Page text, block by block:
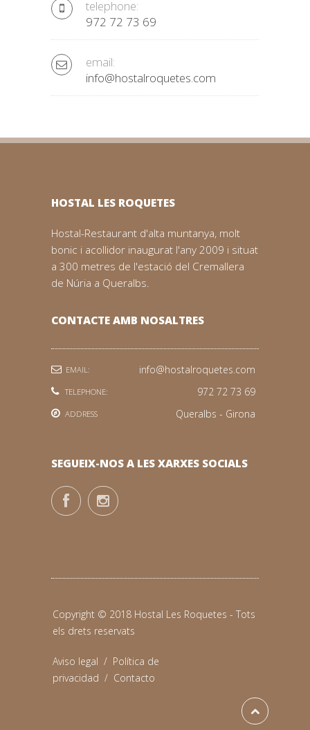
telephone:
972 72 73 69
email:
info@hostalroquetes.com
HOSTAL LES ROQUETES
Hostal-Restaurant d'alta muntanya, molt
bonic i acollidor inaugurat l'any 2009 i situat
a 300 metres de l'estació del Cremallera
de Núria a Queralbs.
CONTACTE AMB NOSALTRES
EMAIL: info@hostalroquetes.com
TELEPHONE: 972 72 73 69
ADDRESS Queralbs - Girona
SEGUEIX-NOS A LES XARXES SOCIALS
Copyright © 2018 Hostal Les Roquetes - Tots
els drets reservats
Aviso legal / Política de
privacidad / Contacto